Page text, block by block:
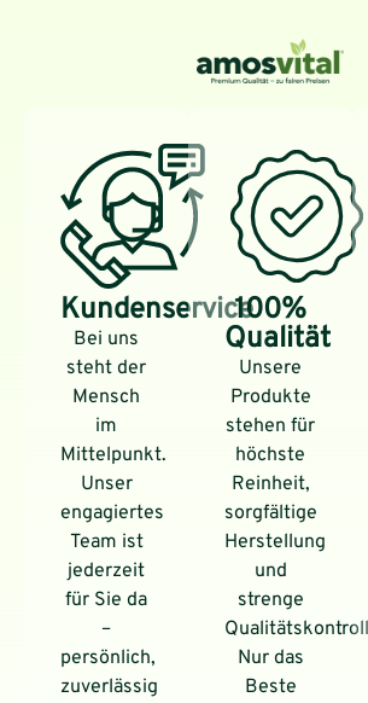
Kundenservice
Bei uns
steht der
Mensch
im
Mittelpunkt.
Unser
engagiertes
Team ist
jederzeit
für Sie da
–
persönlich,
zuverlässig
100%
Qualität
Unsere
Produkte
stehen für
höchste
Reinheit,
sorgfältige
Herstellung
und
strenge
Nur das
Beste